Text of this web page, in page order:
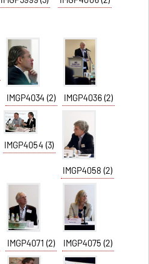
IMGP4034 (2)
IMGP4036 (2)
IMGP4054 (3)
IMGP4058 (2)
IMGP4071 (2) IMGP4075 (2)